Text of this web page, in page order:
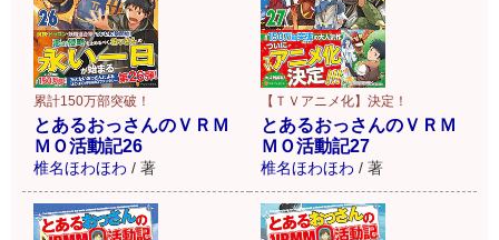
累計150万部突破！
とあるおっさんのＶＲＭ
ＭＯ活動記26
椎名ほわほわ / 著
【ＴＶアニメ化】決定！
とあるおっさんのＶＲＭ
ＭＯ活動記27
椎名ほわほわ / 著